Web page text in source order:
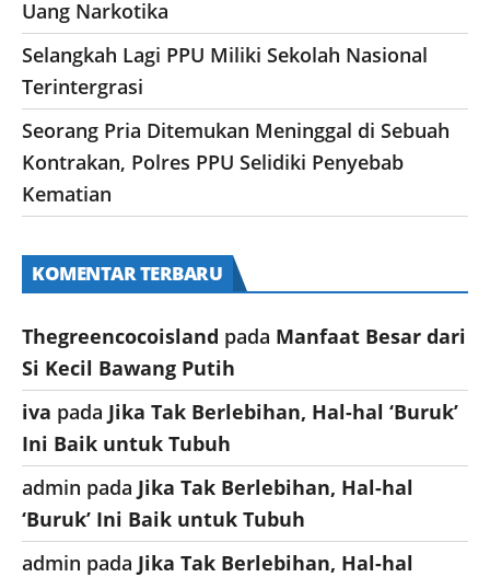
Uang Narkotika
Selangkah Lagi PPU Miliki Sekolah Nasional
Terintergrasi
Seorang Pria Ditemukan Meninggal di Sebuah
Kontrakan, Polres PPU Selidiki Penyebab
Kematian
KOMENTAR TERBARU
Thegreencocoisland pada Manfaat Besar dari
Si Kecil Bawang Putih
iva pada Jika Tak Berlebihan, Hal-hal ‘Buruk’
Ini Baik untuk Tubuh
admin pada Jika Tak Berlebihan, Hal-hal
‘Buruk’ Ini Baik untuk Tubuh
admin pada Jika Tak Berlebihan, Hal-hal